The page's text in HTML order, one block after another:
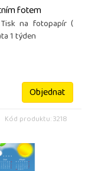
fotem
na fotopapír (
1 týden
Objednat
Kód produktu: 3218